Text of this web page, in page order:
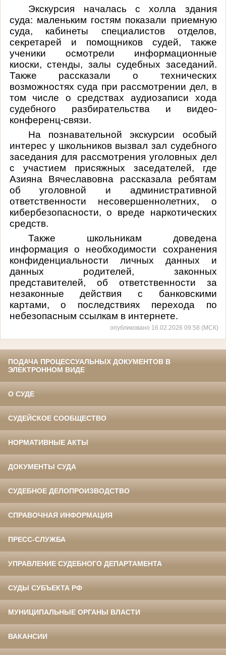
Экскурсия началась с холла здания
суда: маленьким гостям показали приемную
суда, кабинеты специалистов отделов,
секретарей и помощников судей, также
ученики осмотрели информационные
киоски, стенды, залы судебных заседаний.
Также рассказали о технических
возможностях суда при рассмотрении дел, в
том числе о средствах аудиозаписи хода
судебного разбирательства и видео-
конференц-связи.
На познавательной экскурсии особый
интерес у школьников вызвал зал судебного
заседания для рассмотрения уголовных дел
с участием присяжных заседателей, где
Азияна Вячеславовна рассказала ребятам
об уголовной и административной
ответственности несовершеннолетних, о
кибербезопасности, о вреде наркотических
средств.
Также школьникам доведена
информация о необходимости сохранения
конфиденциальности личных данных и
данных родителей, законных
представителей, об ответственности за
незаконные действия с банковскими
картами, о последствиях перехода по
небезопасным ссылкам в интернете.
опубликовано 16.02.2026 09:58 (МСК)
ПОДАЧА ПРОЦЕССУАЛЬНЫХ ДОКУМЕНТОВ В
ЭЛЕКТРОННОМ ВИДЕ
О СУДЕ
СУДЕЙСКОЕ СООБЩЕСТВО
НОРМАТИВНЫЕ АКТЫ
ДОКУМЕНТЫ СУДА
СУДЕБНОЕ ДЕЛОПРОИЗВОДСТВО
СПРАВОЧНАЯ ИНФОРМАЦИЯ
ПРЕСС-СЛУЖБА
УПРАВЛЕНИЕ СУДЕБНОГО ДЕПАРТАМЕНТА
СУДЫ СУБЪЕКТА РФ
МУНИЦИПАЛЬНЫЕ ОРГАНЫ ВЛАСТИ
ВАКАНСИИ